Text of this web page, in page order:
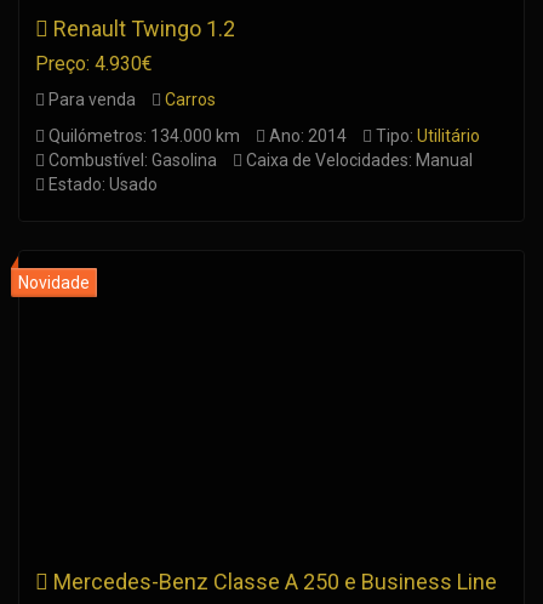
Renault Twingo 1.2
Preço: 4.930€
Para venda
Carros
Quilómetros: 134.000 km
Ano: 2014 Tipo: Utilitário
Combustível: Gasolina
Caixa de Velocidades: Manual
Estado: Usado
Mercedes-Benz Classe A 250 e Business Line